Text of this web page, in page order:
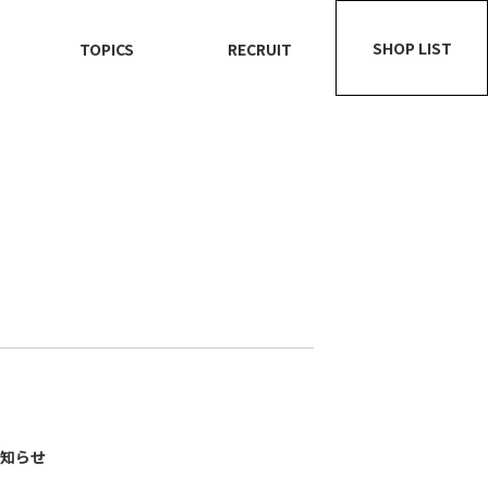
TOPICS RECRUIT SHOP LIST
らせ